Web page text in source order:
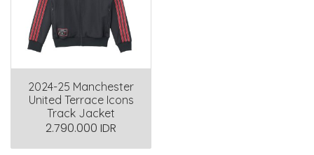
2024-25 Manchester
United Terrace Icons
Track Jacket
2.790.000 IDR